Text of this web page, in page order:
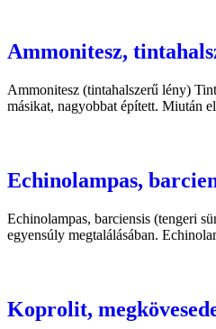
Ammonitesz,
Ammonitesz (tintahalszerű lény)
másikat, nagyobbat épített. Miután
Echinolampas,
Echinolampas, barciensis (tengeri
egyensúly megtalálásában.
Koprolit,